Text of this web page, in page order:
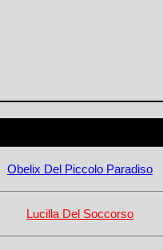
Obelix Del Piccolo Paradiso
Lucilla Del Soccorso